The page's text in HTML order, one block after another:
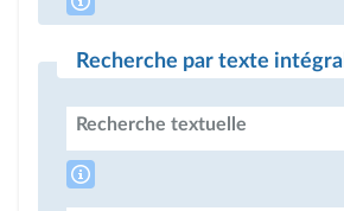
Recherche par texte intégral
Recherche textuelle